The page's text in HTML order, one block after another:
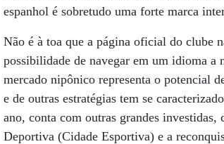
espanhol é sobretudo uma forte marca
Não é à toa que a página oficial do clube
possibilidade de navegar em um idioma a
mercado nipônico representa o potencial
e de outras estratégias tem se
ano, conta com outras grandes
Deportiva (Cidade Esportiva) e a